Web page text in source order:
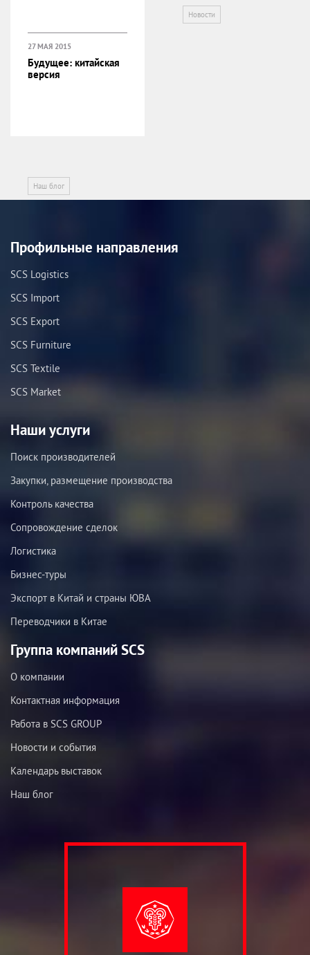
Новости
Наш блог
27 МАЯ 2015
Будущее: китайская
версия
Профильные направления
SCS Logistics
SCS Import
SCS Export
SCS Furniture
SCS Textile
SCS Market
Наши услуги
Поиск производителей
Закупки, размещение производства
Контроль качества
Сопровождение сделок
Логистика
Бизнес-туры
Экспорт в Китай и страны ЮВА
Переводчики в Китае
Группа компаний SCS
О компании
Контактная информация
Работа в SCS GROUP
Новости и события
Календарь выставок
Наш блог